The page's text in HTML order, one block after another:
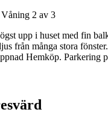
Våning 2 av 3
upp i huset med fin
från många stora
Hemköp. Parkering